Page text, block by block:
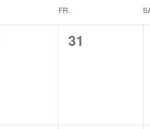
FR.
0
31